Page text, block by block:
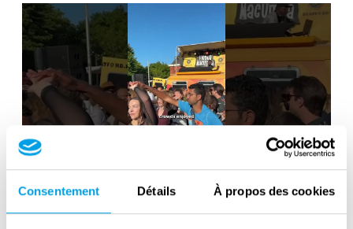
Consentement Détails À propos des cookies
Liberation Day in the Netherlands: 80
years of freedom